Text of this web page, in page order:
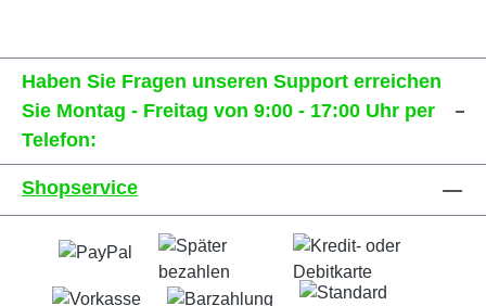
Haben Sie Fragen unseren Support erreichen
Sie Montag - Freitag von 9:00 - 17:00 Uhr per
Telefon:
Shopservice